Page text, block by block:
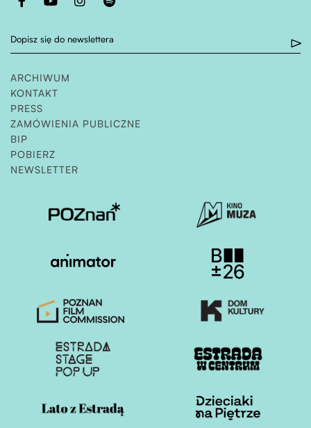
Otwiera stronę w nowej karcie
Otwiera stronę w nowej karcie
Otwiera stronę w nowej karcie
Otwiera stronę w nowej karcie
Dopisz się do newslettera
ARCHIWUM
KONTAKT
PRESS
ZAMÓWIENIA PUBLICZNE
BIP
POBIERZ
NEWSLETTER
Otwiera stronę w nowej karcie Otwiera stronę w
Otwiera stronę w nowej karcie Otwiera stronę w
Otwiera stronę w nowej karcie Otwiera stronę w
Otwiera stronę w nowej karcie Otwiera stronę w
Otwiera stronę w nowej karcie Otwiera stronę w